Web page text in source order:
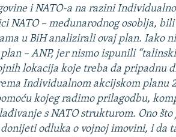
i NATO-a na razini
NATO – međunarodnog osoblja,
u BiH analizirali ovaj plan. Iako
– ANP, jer nismo ispunili
lokacija koje treba da pripadnu
Individualnom akcijskom planu
kojeg radimo prilagodbu,
s NATO strukturom. Ono
odluka o vojnoj imovini, i da